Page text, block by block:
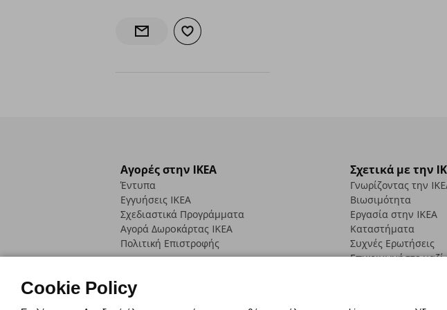
Ενημέρωση διαθεσιμότητας
Προσθήκη στα αγαπημένα
Αγορές στην IKEA
Έντυπα
Εγγυήσεις IKEA
Σχεδιαστικά Προγράμματα
Αγορά Δωρoκάρτας IKEA
Πολιτική Επιστροφής
Σχετικά με την
Γνωρίζοντας την
Βιωσιμότητα
Εργασία στην IKEA
Καταστήματα
Συχνές Ερωτήσεις
Επικοινωνήστε
Cookie Policy